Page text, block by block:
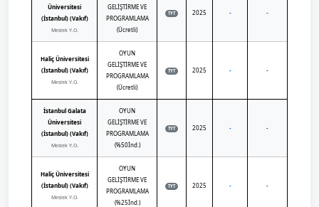
Üniversitesi
(İstanbul) (Vakıf)
Meslek Y.O.
GELİŞTİRME VE
PROGRAMLAMA
(Ücretli)
TYT 2025 - -
Haliç Üniversitesi
(İstanbul) (Vakıf)
Meslek Y.O.
OYUN
GELİŞTİRME VE
PROGRAMLAMA
(Ücretli)
TYT 2025 - -
İstanbul Galata
Üniversitesi
(İstanbul) (Vakıf)
Meslek Y.O.
OYUN
GELİŞTİRME VE
PROGRAMLAMA
(%50İnd.)
TYT 2025 - -
Haliç Üniversitesi
(İstanbul) (Vakıf)
Meslek Y.O.
OYUN
GELİŞTİRME VE
PROGRAMLAMA
(%25İnd.)
TYT 2025 - -